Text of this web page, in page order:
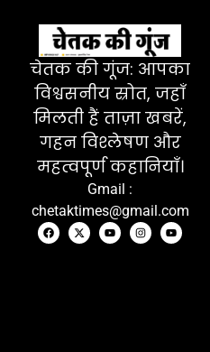
चेतक की गूंज: आपका
विश्वसनीय स्रोत, जहाँ
मिलती हैं ताज़ा खबरें,
गहन विश्लेषण और
महत्वपूर्ण कहानियाँ।
Gmail :
chetaktimes@gmail.com